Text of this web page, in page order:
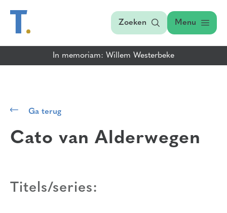
Zoeken Menu
In memoriam: Willem Westerbeke
Ga terug
Cato van Alderwegen
Titels/series: